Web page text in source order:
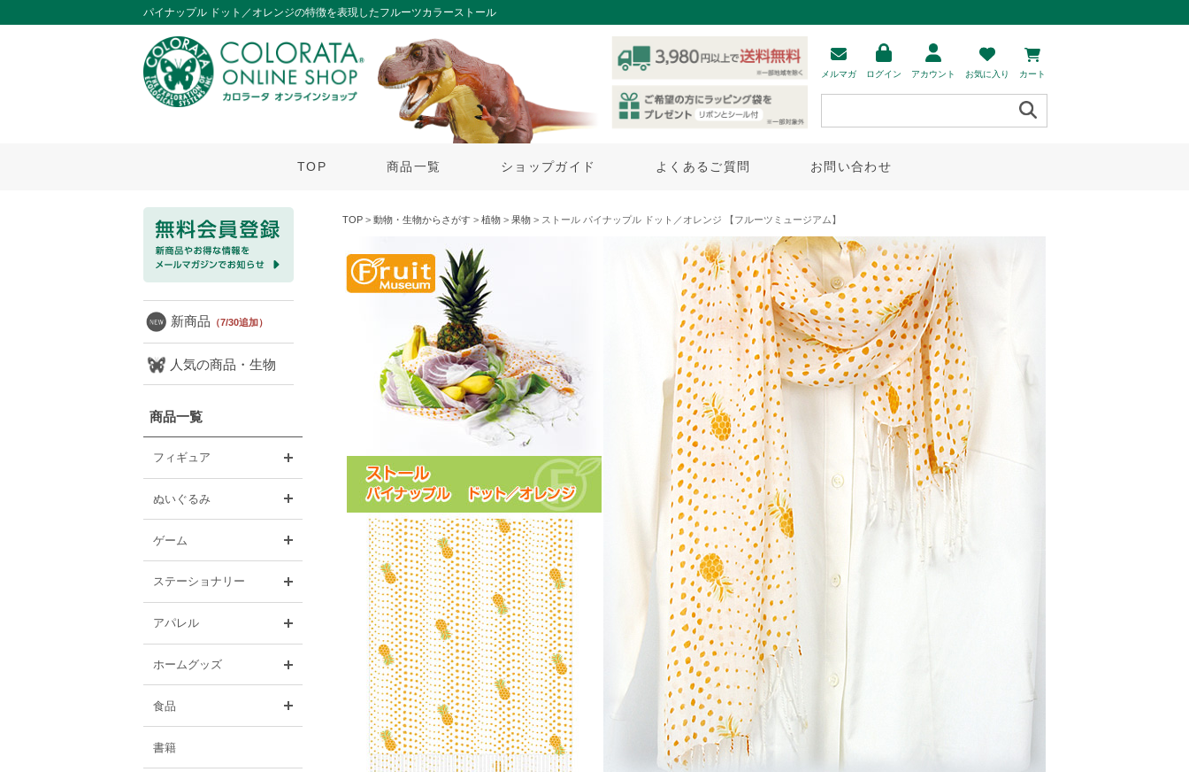
パイナップル ドット／オレンジの特徴を表現したフルーツカラーストール
メルマガ ログイン アカウント お気に入り カート
TOP 商品一覧 ショップガイド よくあるご質問 お問い合わせ
新商品 （7/30追加）
人気の商品・生物
商品一覧
フィギュア
ぬいぐるみ
ゲーム
ステーショナリー
アパレル
ホームグッズ
食品
書籍
TOP > 動物・生物からさがす > 植物 > 果物 > ストール パイナップル ドット／オレンジ 【フルーツミュージアム】